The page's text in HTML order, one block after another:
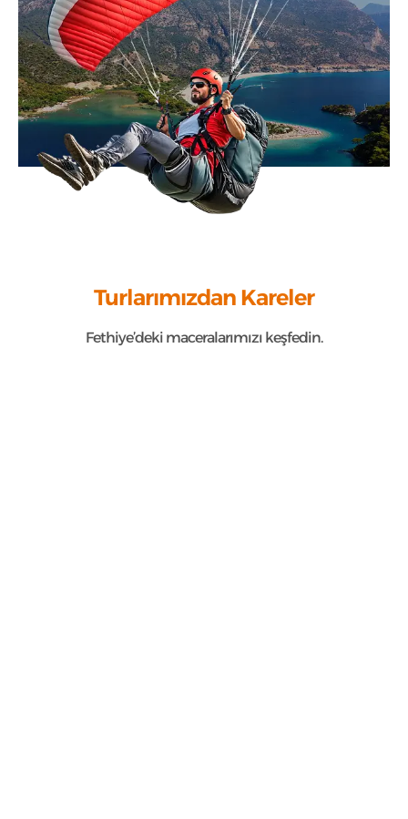
Turlarımızdan Kareler
Fethiye’deki maceralarımızı keşfedin.